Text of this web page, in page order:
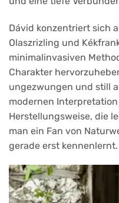
Dávid konzentriert sich
Olaszrizling und
minimalinvasiven
Charakter
ungezwungen und still
modernen
Herstellungsweise, die
man ein Fan von
gerade erst kennenlernt.